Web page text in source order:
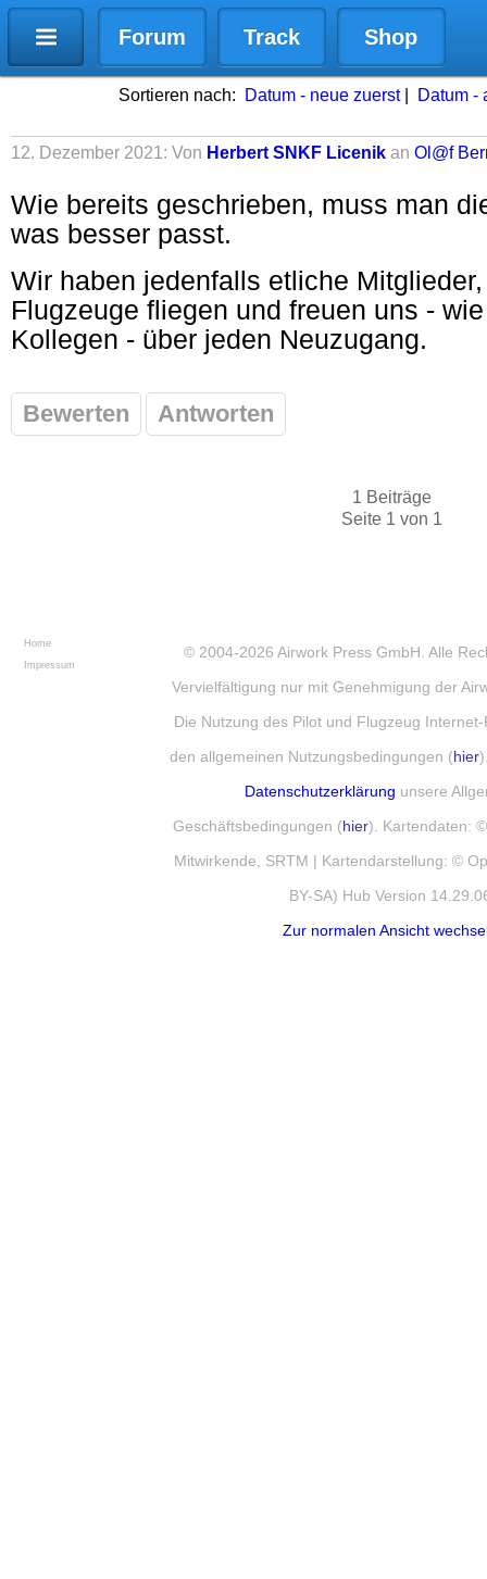
Forum Track Shop
Sortieren nach: Datum - neue zuerst| Datum -
12. Dezember 2021: Von Herbert SNKF Licenik an Ol@f
Wie bereits geschrieben, muss man
was besser passt.
Wir haben jedenfalls etliche
Flugzeuge fliegen und freuen uns -
Kollegen - über jeden Neuzugang.
Bewerten Antworten
1 Beiträge
Seite 1 von 1
Home
Impressum
© 2004-2026 Airwork Press GmbH . Alle
Vervielfältigung nur mit Genehmigung der
Die Nutzung des Pilot und Flugzeug
den allgemeinen Nutzungsbedingungen (hier
Datenschutzerklärung unsere
Geschäftsbedingungen (hier). Kartendaten:
Mitwirkende, SRTM | Kartendarstellung: ©
BY-SA) Hub Version
Zur normalen Ansicht